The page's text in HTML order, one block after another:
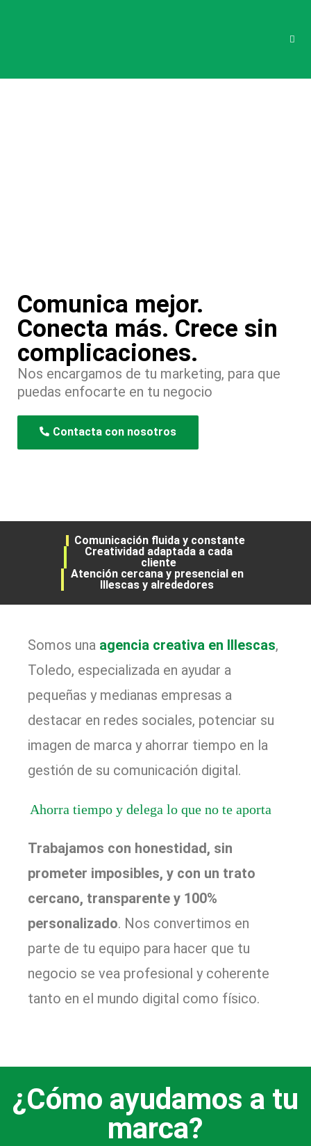
Comunica mejor.
Conecta más. Crece sin
complicaciones.
Nos encargamos de tu marketing, para que
puedas enfocarte en tu negocio
Contacta con nosotros
Comunicación fluida y constante
Creatividad adaptada a cada
cliente
Atención cercana y presencial en
Illescas y alrededores
Somos una agencia creativa en Illescas,
Toledo, especializada en ayudar a
pequeñas y medianas empresas a
destacar en redes sociales, potenciar su
imagen de marca y ahorrar tiempo en la
gestión de su comunicación digital.
Ahorra tiempo y delega lo que no te aporta
Trabajamos con honestidad, sin
prometer imposibles, y con un trato
cercano, transparente y 100%
personalizado. Nos convertimos en
parte de tu equipo para hacer que tu
negocio se vea profesional y coherente
tanto en el mundo digital como físico.
¿Cómo ayudamos a tu
marca?